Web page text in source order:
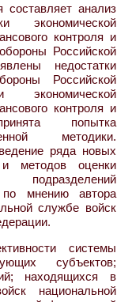
составляет анализ
экономической
контроля и
Российской
недостатки
Российской
контроля и
попытка
методики.
ряда новых
методов оценки
подразделений
по мнению автора
службе войск
системы
субъектов;
находящихся в
национальной